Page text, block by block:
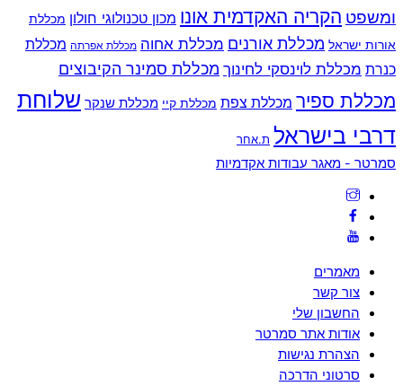
ומשפט הקריה האקדמית אונו מכון טכנולוגי חולון מכללת
אורות ישראל מכללת אורנים מכללת אחוה מכללת אפרתה מכללת
כנרת מכללת לוינסקי לחינוך מכללת סמינר הקיבוצים
מכללת ספיר מכללת צפת מכללת קיי מכללת שנקר שלוחת
דרבי בישראל ת.אחר
Back
Top
סמרטר - מאגר עבודות אקדמיות
מאמרים
צור קשר
החשבון שלי
אודות אתר סמרטר
הצהרת נגישות
סרטוני הדרכה